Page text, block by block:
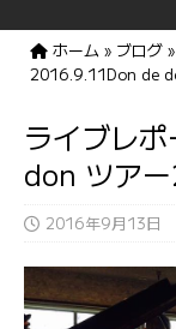
ホーム » ブログ »
2016.9.11Don de
ライブレ
don ツア
2016年9月13日